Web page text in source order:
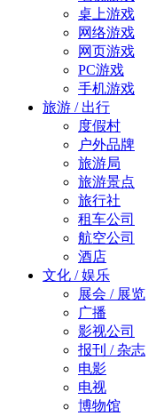
桌上游戏
网络游戏
网页游戏
PC游戏
手机游戏
旅游 / 出行
度假村
户外品牌
旅游局
旅游景点
旅行社
租车公司
航空公司
酒店
文化 / 娱乐
展会 / 展览
广播
影视公司
报刊 / 杂志
电影
电视
博物馆